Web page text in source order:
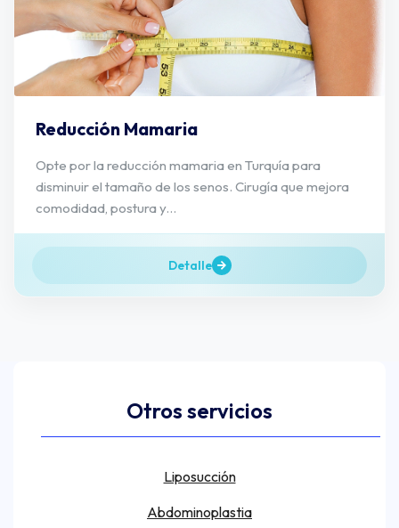
Reducción Mamaria
Opte por la reducción mamaria en Turquía para
disminuir el tamaño de los senos. Cirugía que mejora
comodidad, postura y...
Detalle
Otros servicios
Liposucción
Abdominoplastia